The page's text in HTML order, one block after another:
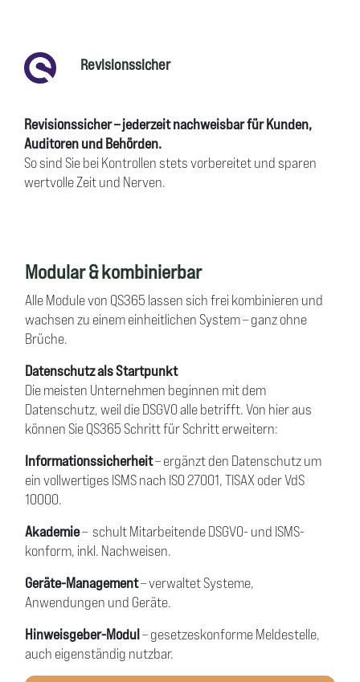
Revisionssicher
Revisionssicher – jederzeit nachweisbar für Kunden,
Auditoren und Behörden.
So sind Sie bei Kontrollen stets vorbereitet und sparen
wertvolle Zeit und Nerven.
Modular & kombinierbar
Alle Module von QS365 lassen sich frei kombinieren und
wachsen zu einem einheitlichen System – ganz ohne
Brüche.
Datenschutz als Startpunkt
Die meisten Unternehmen beginnen mit dem
Datenschutz, weil die DSGVO alle betrifft. Von hier aus
können Sie QS365 Schritt für Schritt erweitern:
Informationssicherheit– ergänzt den Datenschutz um
ein vollwertiges ISMS nach ISO 27001, TISAX oder VdS
10000.
Akademie– schult Mitarbeitende DSGVO- und ISMS-
konform, inkl. Nachweisen.
Geräte-Management– verwaltet Systeme,
Anwendungen und Geräte.
Hinweisgeber-Modul– gesetzeskonforme Meldestelle,
auch eigenständig nutzbar.